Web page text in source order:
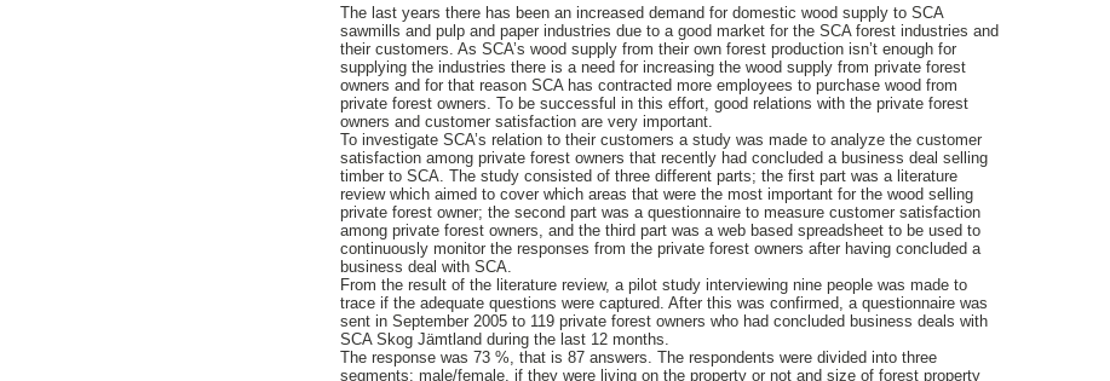
The last years there has been an increased demand for domestic wood supply to SCA
sawmills and pulp and paper industries due to a good market for the SCA forest industries and
their customers. As SCA’s wood supply from their own forest production isn’t enough for
supplying the industries there is a need for increasing the wood supply from private forest
owners and for that reason SCA has contracted more employees to purchase wood from
private forest owners. To be successful in this effort, good relations with the private forest
owners and customer satisfaction are very important.
To investigate SCA’s relation to their customers a study was made to analyze the customer
satisfaction among private forest owners that recently had concluded a business deal selling
timber to SCA. The study consisted of three different parts; the first part was a literature
review which aimed to cover which areas that were the most important for the wood selling
private forest owner; the second part was a questionnaire to measure customer satisfaction
among private forest owners, and the third part was a web based spreadsheet to be used to
continuously monitor the responses from the private forest owners after having concluded a
business deal with SCA.
From the result of the literature review, a pilot study interviewing nine people was made to
trace if the adequate questions were captured. After this was confirmed, a questionnaire was
sent in September 2005 to 119 private forest owners who had concluded business deals with
SCA Skog Jämtland during the last 12 months.
The response was 73 %, that is 87 answers. The respondents were divided into three
segments: male/female, if they were living on the property or not and size of forest property